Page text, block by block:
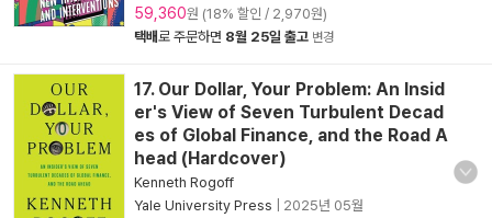
59,360원 (18% 할인 / 2,970원)
택배로 주문하면 8월 25일 출고 변경
17. Our Dollar, Your Problem: An Insid
er's View of Seven Turbulent Decad
es of Global Finance, and the Road A
head (Hardcover)
Kenneth Rogoff
Yale University Press
2025년 05월